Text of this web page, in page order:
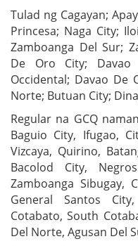
Tulad ng Cagayan;
Princesa; Naga City;
Zamboanga Del Sur;
De Oro City; Davao
Occidental; Davao De
Norte; Butuan City;
Regular na GCQ
Baguio City, Ifugao,
Vizcaya, Quirino,
Bacolod City,
Zamboanga Sibugay,
General Santos
Cotabato, South
Del Norte, Agusan Del